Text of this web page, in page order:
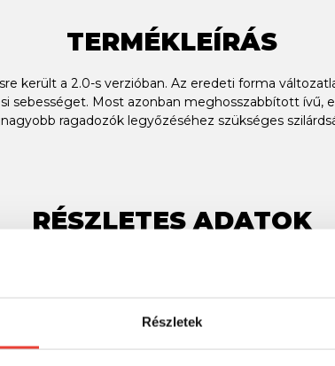
Részletek
TERMÉKLEÍRÁS
került a 2.0-s verzióban. Az eredeti forma
sebességet. Most azonban meghosszabbított ívű,
ragadozók legyőzéséhez szükséges
RÉSZLETES ADATOK